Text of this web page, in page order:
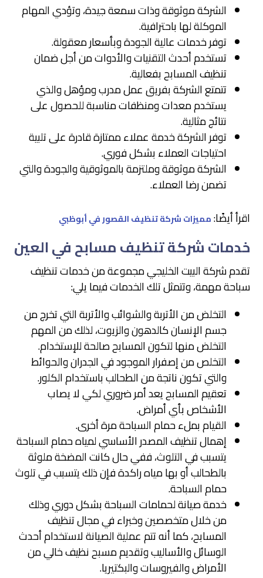
الشركة موثوقة وذات سمعة جيدة، وتؤدي المهام
الموكلة لها باحترافية.
توفر خدمات عالية الجودة وبأسعار معقولة.
تستخدم أحدث التقنيات والأدوات من أجل ضمان
تنظيف المسابح بفعالية.
تتمتع الشركة بفريق عمل مدرب ومؤهل والذي
يستخدم معدات ومنظفات مناسبة للحصول على
نتائج مثالية.
توفر الشركة خدمة عملاء ممتازة قادرة على تلبية
احتياجات العملاء بشكل فوري.
الشركة موثوقة وملتزمة بالموثوقية والجودة والتي
تضمن رضا العملاء.
اقرأ أيضًا:مميزات شركة تنظيف القصور في أبوظبي
خدمات شركة تنظيف مسابح في العين
تقدم شركة البيت الخليجي مجموعة من خدمات تنظيف
سباحة مهمة، وتتمثل تلك الخدمات فيما يلي:
التخلض من الأتربة والشوائب والأتربة التي تخرج من
جسم الإنسان كالدهون والزيوت، لذلك من المهم
التخلض منها لتكون المسابح صالحة للإستخدام.
التخلص من إصفرار الموجود في الجدران والحوائط
والتي تكون ناتجة من الطحالب باستخدام الكلور.
تعقيم المسابح يعد أمر ضروري لكي لا يصاب
الأشخاص بأي أمراض.
القيام بملء حمام السباحة مرة أخرى.
إهمال تنظيف المصدر الأساسي لمياه حمام السباحة
يتسبب في التلوث، ففي حال كانت المضخة ملوثة
بالطحالب أو بها مياه راكدة فإن ذلك يتسبب في تلوث
حمام السباحة.
خدمة صيانة لحمامات السباحة بشكل دوري وذلك
من خلال متخصصين وخبراء في مجال تنظيف
المسابح، كما أنه تتم عملية الصيانة لاستخدام أحدث
الوسائل والأساليب وتقديم مسبح نظيف خالي من
الأمراض والفيروسات والبكتيريا.